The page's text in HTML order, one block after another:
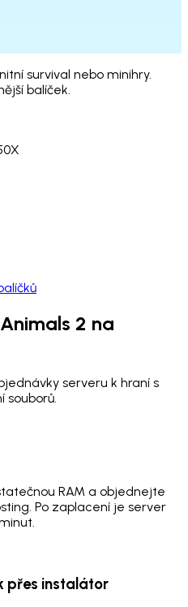
survival nebo minihry.
balíček.
2 na
serveru k hraní s
souborů.
RAM a objednejte
Po zaplacení je server
přes instalátor